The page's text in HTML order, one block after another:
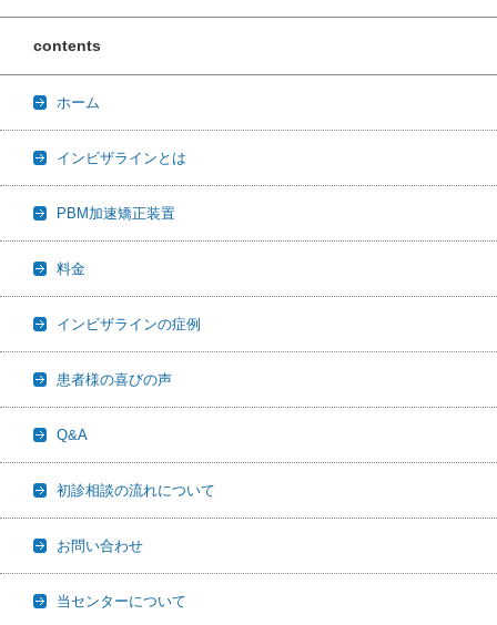
contents
ホーム
インビザラインとは
PBM加速矯正装置
料金
インビザラインの症例
患者様の喜びの声
Q&A
初診相談の流れについて
お問い合わせ
当センターについて